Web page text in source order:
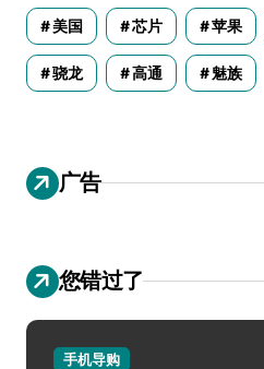
美国 芯片 苹果
骁龙 高通 魅族
广告
您错过了
手机导购